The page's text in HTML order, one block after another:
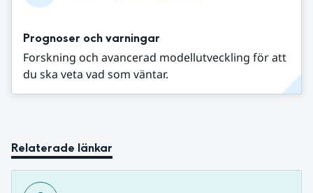
Prognoser och varningar
Forskning och avancerad modellutveckling för att
du ska veta vad som väntar.
Relaterade länkar